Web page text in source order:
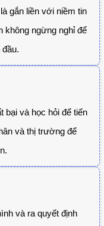
gắn liền với niềm tin
không ngừng nghỉ để
bại và học hỏi để tiến
và thị trường để
và ra quyết định